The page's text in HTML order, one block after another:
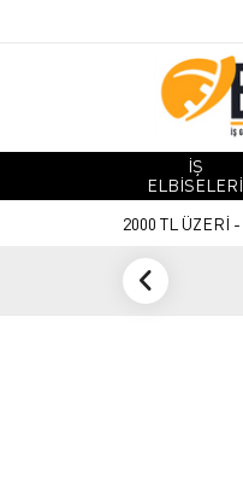
İŞ
ELBİSELERİ
2000 TL ÜZERİ -